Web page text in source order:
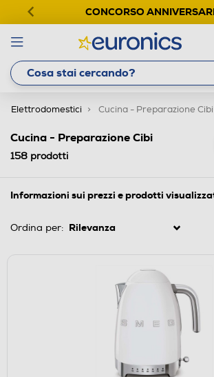
CONCORSO
Elettrodomestici Cucina - Preparazione Cibi
Cucina - Preparazione Cibi
158 prodotti
Informazioni sui prezzi e prodotti
Ordina per: